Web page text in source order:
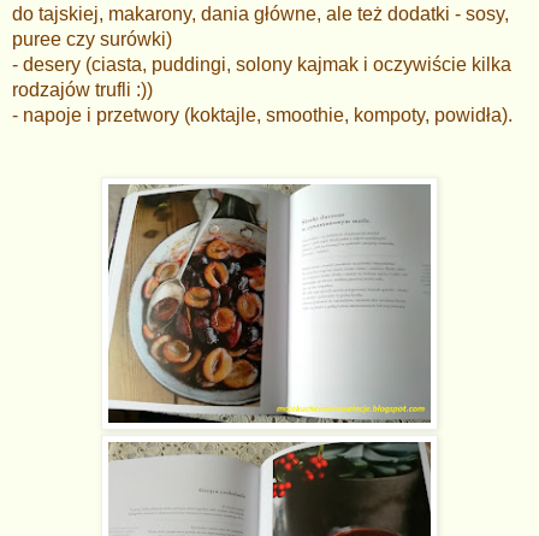
do tajskiej, makarony, dania główne, ale też dodatki - sosy,
puree czy surówki)
- desery (ciasta, puddingi, solony kajmak i oczywiście kilka
rodzajów trufli :))
- napoje i przetwory (koktajle, smoothie, kompoty, powidła).